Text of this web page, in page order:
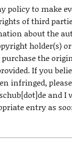
policy to make
of third
about the
holder(s)
the
If you
infringed,
and I
entry as